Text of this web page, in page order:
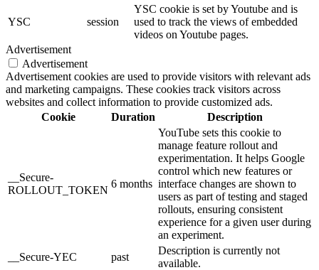
YSC session
YSC cookie is set by Youtube and is
used to track the views of embedded
videos on Youtube pages.
Advertisement
Advertisement
Advertisement cookies are used to provide visitors with relevant ads
and marketing campaigns. These cookies track visitors across
websites and collect information to provide customized ads.
Cookie
Duration Description
__Secure-
ROLLOUT_TOKEN
6 months
YouTube sets this cookie to
manage feature rollout and
experimentation. It helps Google
control which new features or
interface changes are shown to
users as part of testing and staged
rollouts, ensuring consistent
experience for a given user during
an experiment.
__Secure-YEC
past
Description is currently not
available.